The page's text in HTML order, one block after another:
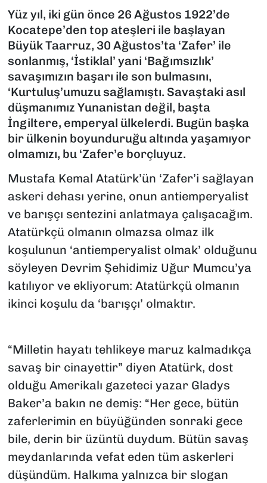
Yüz yıl, iki gün önce 26 Ağustos 1922’de
Kocatepe’den top ateşleri ile başlayan
Büyük Taarruz, 30 Ağustos’ta ‘Zafer’ ile
sonlanmış, ‘İstiklal’ yani ‘Bağımsızlık’
savaşımızın başarı ile son bulmasını,
‘Kurtuluş’umuzu sağlamıştı. Savaştaki asıl
düşmanımız Yunanistan değil, başta
İngiltere, emperyal ülkelerdi. Bugün başka
bir ülkenin boyunduruğu altında yaşamıyor
olmamızı, bu ‘Zafer’e borçluyuz.
Mustafa Kemal Atatürk’ün ‘Zafer’i sağlayan
askeri dehası yerine, onun antiemperyalist
ve barışçı sentezini anlatmaya çalışacağım.
Atatürkçü olmanın olmazsa olmaz ilk
koşulunun ‘antiemperyalist olmak’ olduğunu
söyleyen Devrim Şehidimiz Uğur Mumcu’ya
katılıyor ve ekliyorum: Atatürkçü olmanın
ikinci koşulu da ‘barışçı’ olmaktır.
“Milletin hayatı tehlikeye maruz kalmadıkça
savaş bir cinayettir” diyen Atatürk, dost
olduğu Amerikalı gazeteci yazar Gladys
Baker’a bakın ne demiş: “Her gece, bütün
zaferlerimin en büyüğünden sonraki gece
bile, derin bir üzüntü duydum. Bütün savaş
meydanlarında vefat eden tüm askerleri
düşündüm. Halkıma yalnızca bir slogan
SPOR
TEKNOLOJİ
YAŞAM
YEREL YÖNETİMLER